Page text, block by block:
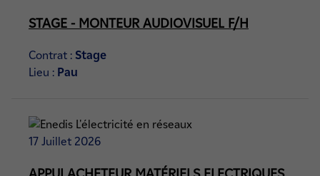
STAGE - MONTEUR AUDIOVISUEL F/H
Contrat : Stage
Lieu : Pau
17 Juillet 2026